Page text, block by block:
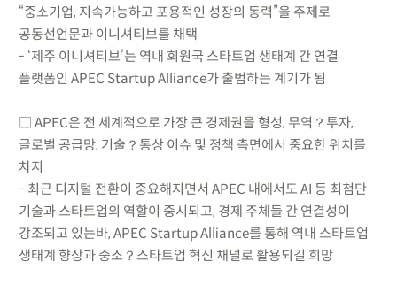
“중소기업, 지속가능하고 포용적인 성장의 동력”을 주제로
공동선언문과 이니셔티브를 채택
- ‘제주 이니셔티브’는 역내 회원국 스타트업 생태계 간 연결
플랫폼인 APEC Startup Alliance가 출범하는 계기가 됨
□ APEC은 전 세계적으로 가장 큰 경제권을 형성, 무역？투자,
글로벌 공급망, 기술？통상 이슈 및 정책 측면에서 중요한 위치를
차지
- 최근 디지털 전환이 중요해지면서 APEC 내에서도 AI 등 최첨단
기술과 스타트업의 역할이 중시되고, 경제 주체들 간 연결성이
강조되고 있는바, APEC Startup Alliance를 통해 역내 스타트업
생태계 향상과 중소？스타트업 혁신 채널로 활용되길 희망